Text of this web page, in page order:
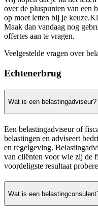
over de pluspunten van een
op moet letten bij je
Maak dan vandaag nog
offertes aan te vragen.
Veelgestelde vragen over
Echtenerbrug
Wat is een belastingadviseur?
Een belastingadviseur of
belastingen en adviseert
en regelgeving.
van cliënten voor wie zij de
voordeligste resultaat
Wat is een